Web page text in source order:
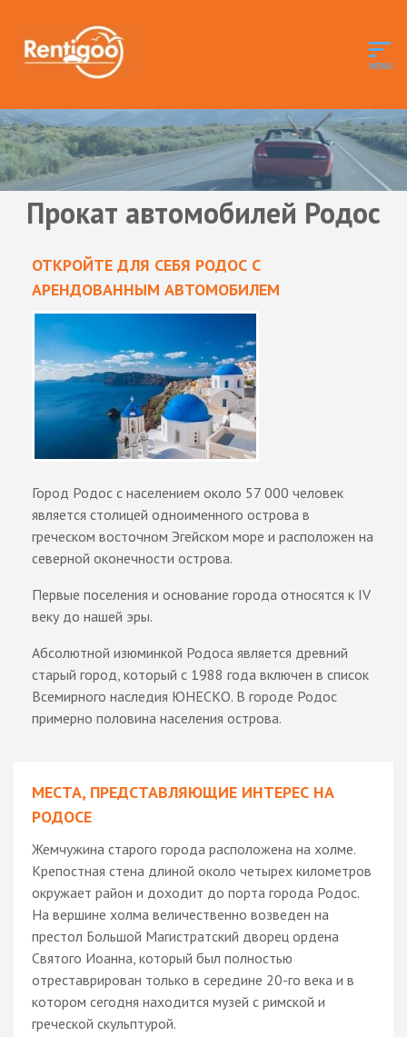
Прокат автомобилей Родос
ОТКРОЙТЕ ДЛЯ СЕБЯ РОДОС С
АРЕНДОВАННЫМ АВТОМОБИЛЕМ
Город Родос с населением около 57 000 человек
является столицей одноименного острова в
греческом восточном Эгейском море и расположен на
северной оконечности острова.
Первые поселения и основание города относятся к IV
веку до нашей эры.
Абсолютной изюминкой Родоса является древний
старый город, который с 1988 года включен в список
Всемирного наследия ЮНЕСКО. В городе Родос
примерно половина населения острова.
МЕСТА, ПРЕДСТАВЛЯЮЩИЕ ИНТЕРЕС НА
РОДОСЕ
Жемчужина старого города расположена на холме.
Крепостная стена длиной около четырех километров
окружает район и доходит до порта города Родос.
На вершине холма величественно возведен на
престол Большой Магистратский дворец ордена
Святого Иоанна, который был полностью
отреставрирован только в середине 20-го века и в
котором сегодня находится музей с римской и
греческой скульптурой.